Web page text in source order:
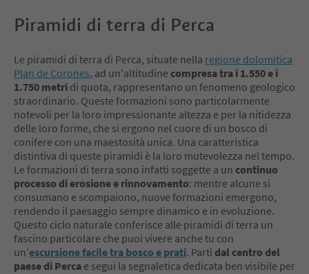
Piramidi di terra di Perca
Le piramidi di terra di Perca, situate nella regione dolomitica
Plan de Corones, ad un'altitudine compresa tra i 1.550 e i
1.750 metri di quota, rappresentano un fenomeno geologico
straordinario. Queste formazioni sono particolarmente
notevoli per la loro impressionante altezza e per la nitidezza
delle loro forme, che si ergono nel cuore di un bosco di
conifere con una maestosità unica. Una caratteristica
distintiva di queste piramidi è la loro mutevolezza nel tempo.
Le formazioni di terra sono infatti soggette a un continuo
processo di erosione e rinnovamento: mentre alcune si
consumano e scompaiono, nuove formazioni emergono,
rendendo il paesaggio sempre dinamico e in evoluzione.
Questo ciclo naturale conferisce alle piramidi di terra un
fascino particolare che puoi vivere anche tu con
un’escursione facile tra bosco e prati. Parti dal centro del
paese di Perca e segui la segnaletica dedicata ben visibile per